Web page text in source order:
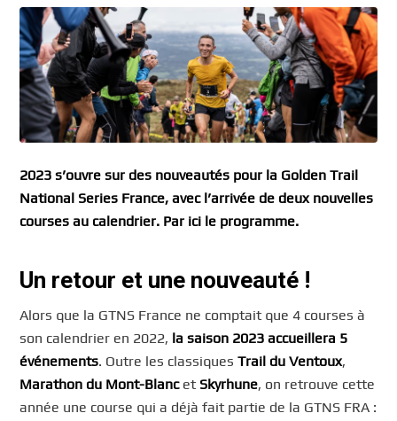
2023 s’ouvre sur des nouveautés pour la Golden Trail
National Series France, avec l’arrivée de deux nouvelles
courses au calendrier. Par ici le programme.
Un retour et une nouveauté !
Alors que la GTNS France ne comptait que 4 courses à
son calendrier en 2022, la saison 2023 accueillera 5
événements. Outre les classiquesTrail du Ventoux,
Marathon du Mont-Blancet Skyrhune, on retrouve cette
année une course qui a déjà fait partie de la GTNS FRA :